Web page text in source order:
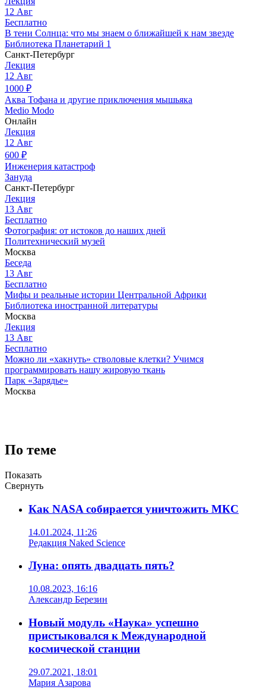
12 Авг
Бесплатно
В тени Солнца: что мы знаем о ближайшей к нам звезде
Библиотека Планетарий 1
Санкт-Петербург
Лекция
12 Авг
1000 ₽
Аква Тофана и другие приключения мышьяка
Medio Modo
Онлайн
Лекция
12 Авг
600 ₽
Инженерия катастроф
Зануда
Санкт-Петербург
Лекция
13 Авг
Бесплатно
Фотография: от истоков до наших дней
Политехнический музей
Москва
Беседа
13 Авг
Бесплатно
Мифы и реальные истории Центральной Африки
Библиотека иностранной литературы
Москва
Лекция
13 Авг
Бесплатно
Можно ли «хакнуть» стволовые клетки? Учимся
программировать нашу жировую ткань
Парк «Зарядье»
Москва
По теме
Показать
Свернуть
Как NASA собирается уничтожить МКС
14.01.2024, 11:26
Редакция Naked Science
Луна: опять двадцать пять?
10.08.2023, 16:16
Александр Березин
Новый модуль «Наука» успешно
пристыковался к Международной
космической станции
29.07.2021, 18:01
Мария Азарова